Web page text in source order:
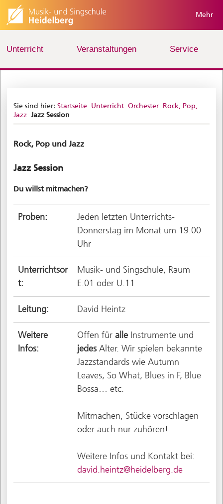
Mehr
Unterricht Veranstaltungen Service
Sie sind hier: Startseite Unterricht Orchester Rock, Pop,
Jazz Jazz Session
Rock, Pop und Jazz
Jazz Session
Du willst mitmachen?
Proben:
Jeden letzten Unterrichts-
Donnerstag im Monat um 19.00
Uhr
Unterrichtsor
t:
Musik- und Singschule, Raum
E.01 oder U.11
Leitung: David Heintz
Weitere
Infos:
Offen für alleInstrumente und
jedesAlter. Wir spielen bekannte
Jazzstandards wie Autumn
Leaves, So What, Blues in F, Blue
Bossa… etc.
Mitmachen, Stücke vorschlagen
oder auch nur zuhören!
Weitere Infos und Kontakt bei:
david.heintz@heidelberg.de